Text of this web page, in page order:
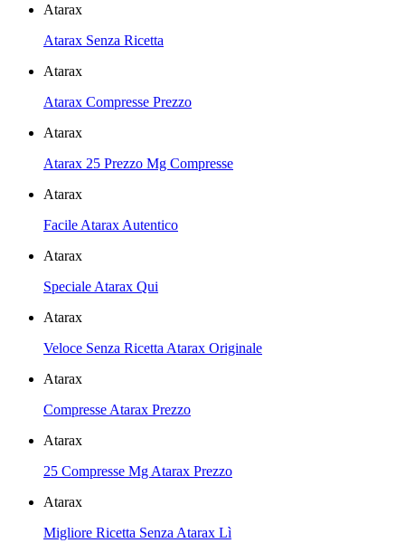
Atarax
Atarax Senza Ricetta
Atarax
Atarax Compresse Prezzo
Atarax
Atarax 25 Prezzo Mg Compresse
Atarax
Facile Atarax Autentico
Atarax
Speciale Atarax Qui
Atarax
Veloce Senza Ricetta Atarax Originale
Atarax
Compresse Atarax Prezzo
Atarax
25 Compresse Mg Atarax Prezzo
Atarax
Migliore Ricetta Senza Atarax Lì